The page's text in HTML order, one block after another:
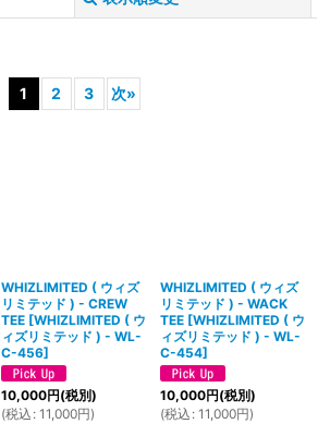
1 2 3 次»
WHIZLIMITED ( ウィズ
リミテッド ) - CREW
TEE [WHIZLIMITED ( ウ
ィズリミテッド ) - WL-
C-456]
10,000円(税別)
(税込 : 11,000円)
WHIZLIMITED ( ウィズ
リミテッド ) - WACK
TEE [WHIZLIMITED ( ウ
ィズリミテッド ) - WL-
C-454]
10,000円(税別)
(税込 : 11,000円)